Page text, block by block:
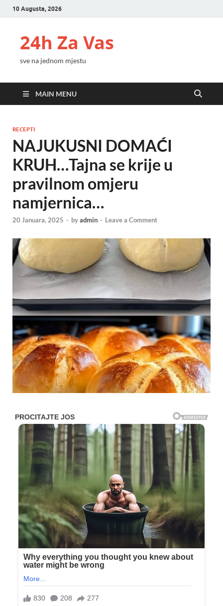
10 Augusta, 2026
24h Za Vas
sve na jednom mjestu
MAIN MENU
RECEPTI
NAJUKUSNI DOMAĆI
KRUH…Tajna se krije u
pravilnom omjeru
namjernica…
20 Januara, 2025 - byadmin - Leave a Comment